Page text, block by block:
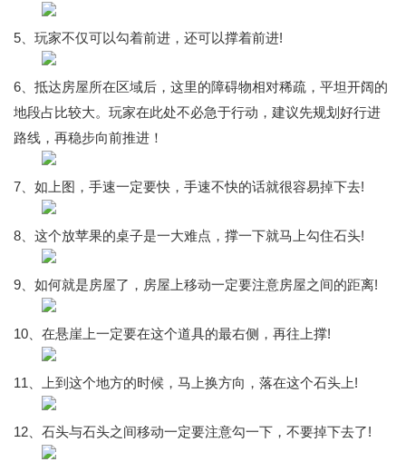
5、玩家不仅可以勾着前进，还可以撑着前进!
6、抵达房屋所在区域后，这里的障碍物相对稀疏，平坦开阔的
地段占比较大。玩家在此处不必急于行动，建议先规划好行进
路线，再稳步向前推进！
7、如上图，手速一定要快，手速不快的话就很容易掉下去!
8、这个放苹果的桌子是一大难点，撑一下就马上勾住石头!
9、如何就是房屋了，房屋上移动一定要注意房屋之间的距离!
10、在悬崖上一定要在这个道具的最右侧，再往上撑!
11、上到这个地方的时候，马上换方向，落在这个石头上!
12、石头与石头之间移动一定要注意勾一下，不要掉下去了!